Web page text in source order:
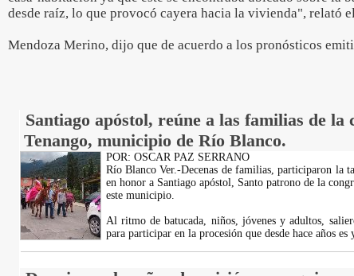
desde raíz, lo que provocó cayera hacia la vivienda", relató
Mendoza Merino, dijo que de acuerdo a los pronósticos
Santiago apóstol, reúne a las familias de la
Tenango, municipio de Río Blanco.
POR: OSCAR PAZ SERRANO
Río Blanco Ver.-Decenas de familias, participaron la
en honor a Santiago apóstol, Santo patrono de la
este municipio.
Al ritmo de batucada, niños, jóvenes y adultos,
para participar en la procesión que desde hace años